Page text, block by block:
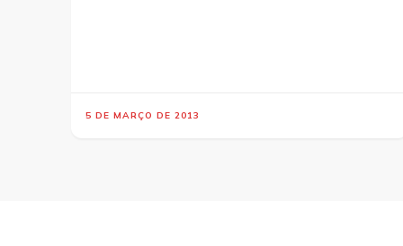
5 DE MARÇO DE 2013